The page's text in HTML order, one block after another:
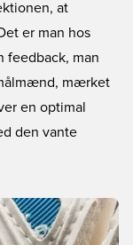
at
er man hos
feedback, man
mærket
en optimal
den vante